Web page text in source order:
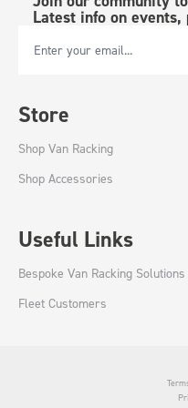
Latest info on
Email Address
Store
Shop Van Racking
Shop Accessories
Useful Links
Bespoke Van Racking Solutions
Fleet Customers